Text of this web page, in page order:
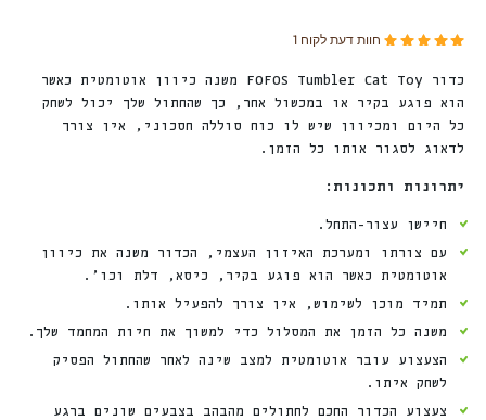
מדורג5.00מתוך 5 מבוסס על
חוות דעת לקוח 1
כדור FOFOS Tumbler Cat Toy משנה כיוון אוטומטית כאשר
הוא פוגע בקיר או במכשול אחר, כך שהחתול שלך יכול לשחק
כל היום ומכיוון שיש לו כוח סוללה חסכוני, אין צורך
לדאוג לסגור אותו כל הזמן.
יתרונות ותכונות:
חיישן עצור-התחל.
עם צורתו ומערכת האיזון העצמי, הכדור משנה את כיוון
אוטומטית כאשר הוא פוגע בקיר, כיסא, דלת וכו’.
תמיד מוכן לשימוש, אין צורך להפעיל אותו.
משנה כל הזמן את המסלול כדי למשוך את חיות המחמד שלך.
הצעצוע עובר אוטומטית למצב שינה לאחר שהחתול הפסיק
לשחק איתו.
צעצוע הכדור החכם לחתולים מהבהב בצבעים שונים ברגע